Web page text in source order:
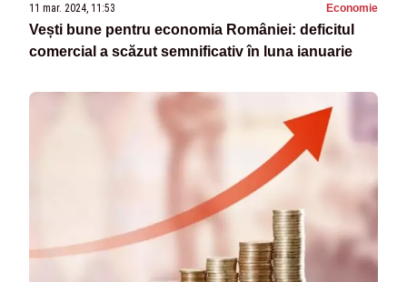
11 mar. 2024, 11:53 Economie
Vești bune pentru economia României: deficitul
comercial a scăzut semnificativ în luna ianuarie